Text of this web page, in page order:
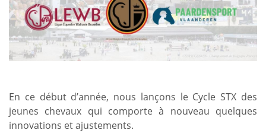
En ce début d’année, nous lançons le Cycle STX des
jeunes chevaux qui comporte à nouveau quelques
innovations et ajustements.